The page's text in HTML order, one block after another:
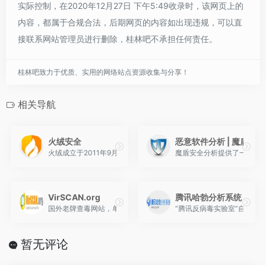
实际控制，在2020年12月27日 下午5:49收录时，该网页上的
内容，都属于合规合法，后期网页的内容如出现违规，可以直
接联系网站管理员进行删除，桂林吧不承担任何责任。
桂林吧致力于优质、实用的网络站点资源收集与分享！
相关导航
火绒安全
火绒成立于2011年9月，是一家专注、纯粹的安全公司，致力于在
恶意软件分析 | 魔盾安全
魔盾安全分析提供了一个免
VirSCAN.org
国外老牌查毒网站，单文件上传限制最大20M
腾讯哈勃分析系统
“腾讯反病毒实验室”自主研
暂无评论